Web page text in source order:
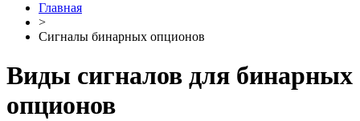
Главная
>
Сигналы бинарных опционов
Виды сигналов для бинарных
опционов